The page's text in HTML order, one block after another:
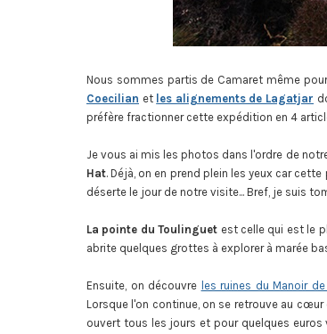
Nous sommes partis de Camaret même
Coecilian et les alignements de Lagatjar
préfère fractionner cette expédition en 4
Je vous ai mis les photos dans l'ordre de
Hat. Déjà, on en prend plein les yeux car
déserte le jour de notre visite... Bref, je suis
La pointe du Toulinguet est celle qui est le
abrite quelques grottes à explorer à marée
Ensuite, on découvre les ruines du Manoir
Lorsque l'on continue, on se retrouve au cœur
ouvert tous les jours et pour quelques